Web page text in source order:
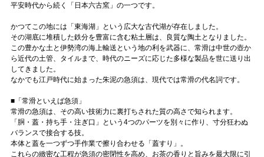
平安時代から続く「日本六古窯」の一つです。
かつてこの地には「東海湖」という広大な古代湖が存在しました。
その湖底に堆積した鉄分を豊富に含む粘土層は、良質な陶土となりました。
この豊かな土と伊勢湾の海上輸送という地の利を武器に、常滑は中世の壺か
ら近代の土管、タイルまで、時代のニーズに応じた多様な製品を世に送り出
してきました。
なかでも江戸時代に始まった朱泥の急須は、現代では常滑の代名詞です。
■「常滑といえば急須」
常滑の急須は、その高い技術力に裏打ちされた質の高さで知られます。
「胴・蓋・持ち手・注ぎ口」という4つのパーツを別々に作り、寸分狂わぬ
バランスで接合する技。
本体と蓋を一つずつ手作業で擦り合わせる「蓋すり」。
これらの緻密な工程が急須の密閉性を高め、お茶の香りと旨みを最大限に引